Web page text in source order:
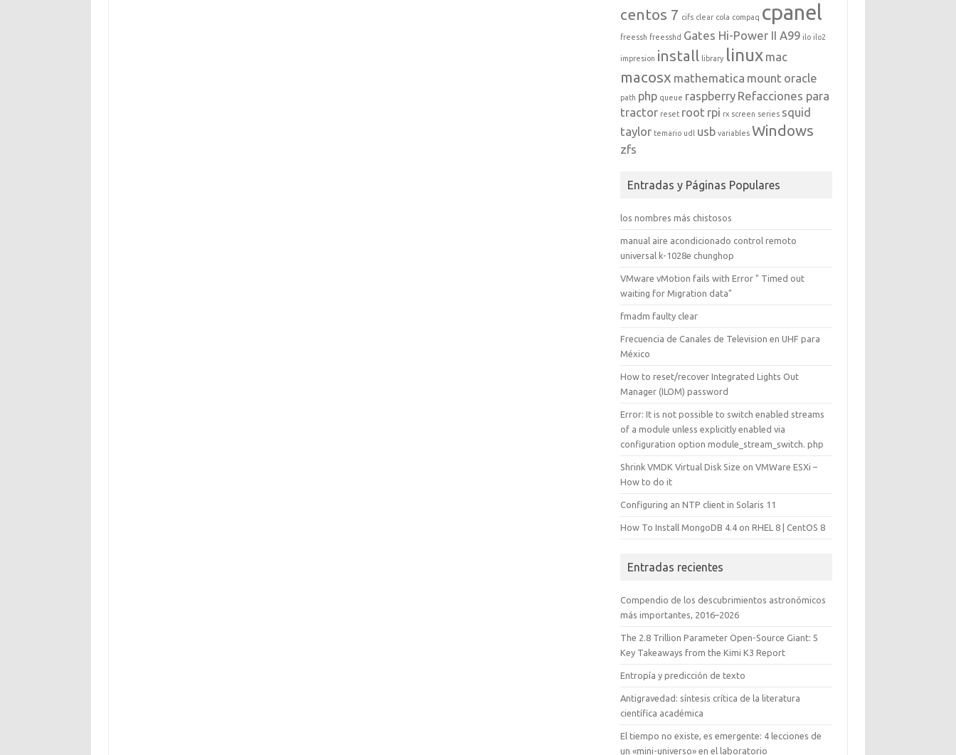
centos 7 cifs clear cola compaq cpanel
freessh freesshd Gates Hi-Power II A99 ilo ilo2
impresion install library linux mac
macosx mathematica mount oracle
path php queue raspberry Refacciones para
tractor reset root rpi rx screen series squid
taylor temario udl usb variables Windows
zfs
Entradas y Páginas Populares
los nombres más chistosos
manual aire acondicionado control remoto
universal k-1028e chunghop
VMware vMotion fails with Error " Timed out
waiting for Migration data"
fmadm faulty clear
Frecuencia de Canales de Television en UHF para
México
How to reset/recover Integrated Lights Out
Manager (ILOM) password
Error: It is not possible to switch enabled streams
of a module unless explicitly enabled via
configuration option module_stream_switch. php
Shrink VMDK Virtual Disk Size on VMWare ESXi –
How to do it
Configuring an NTP client in Solaris 11
How To Install MongoDB 4.4 on RHEL 8 | CentOS 8
Entradas recientes
Compendio de los descubrimientos astronómicos
más importantes, 2016–2026
The 2.8 Trillion Parameter Open-Source Giant: 5
Key Takeaways from the Kimi K3 Report
Entropía y predicción de texto
Antigravedad: síntesis crítica de la literatura
científica académica
El tiempo no existe, es emergente: 4 lecciones de
un «mini-universo» en el laboratorio